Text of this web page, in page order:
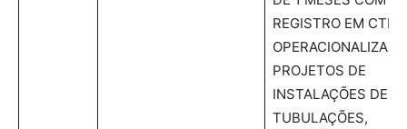
REGISTRO EM
OPERACIONALIZAM
PROJETOS DE
INSTALAÇÕES DE
TUBULAÇÕES,